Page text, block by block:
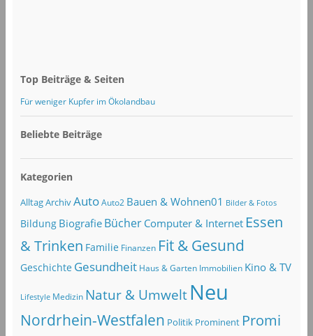
Top Beiträge & Seiten
Für weniger Kupfer im Ökolandbau
Beliebte Beiträge
Kategorien
AlltagArchivAuto Auto2 Bauen & Wohnen01 Bilder & Fotos
Bildung Biografie Bücher Computer & Internet Essen
& Trinken Familie Finanzen Fit & Gesund
Geschichte Gesundheit Haus & Garten Immobilien Kino & TV
Lifestyle Medizin Natur & Umwelt Neu
Nordrhein-Westfalen Politik Prominent Promi